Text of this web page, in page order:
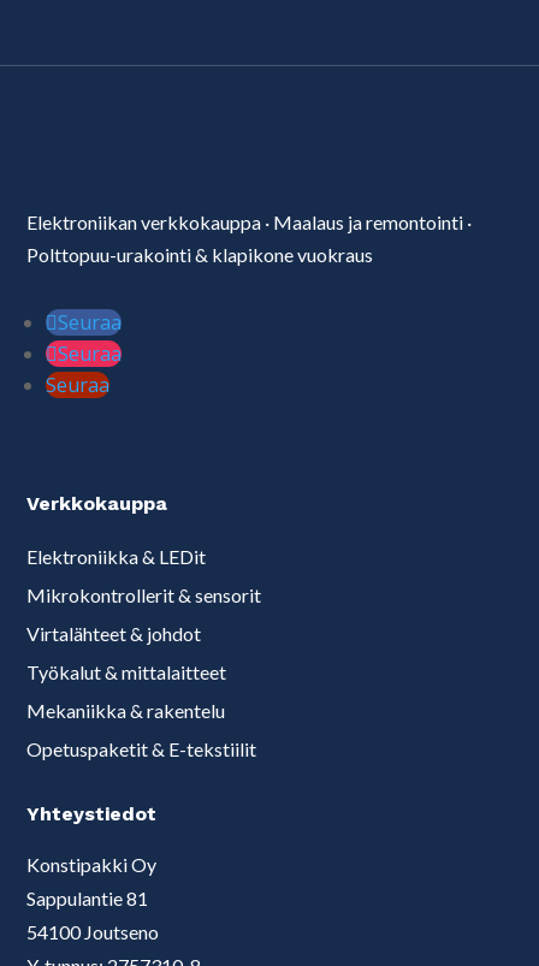
Elektroniikan verkkokauppa · Maalaus ja remontointi ·
Polttopuu-urakointi & klapikone vuokraus
Seuraa
Seuraa
Seuraa
Verkkokauppa
Elektroniikka & LEDit
Mikrokontrollerit & sensorit
Virtalähteet & johdot
Työkalut & mittalaitteet
Mekaniikka & rakentelu
Opetuspaketit & E-tekstiilit
Yhteystiedot
Konstipakki Oy
Sappulantie 81
54100 Joutseno